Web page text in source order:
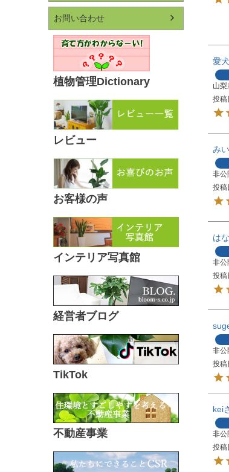
お問い合わせ
植物管理Dictionary
レビュー
お客様の声
インテリア写真館
経営者ブログ
TikTok
不動産事業
愛
山梨
投稿
み
非公
投稿
は
非公
投稿
非公
投稿
kei
非公
投稿